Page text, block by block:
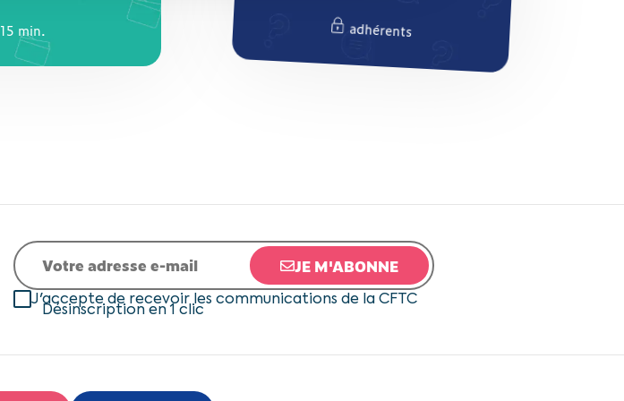
15 min.
15 min. adhérents
adhérents
J'accepte de recevoir les communications de la CFTC
Désinscription en 1 clic
JE M'ABONNE